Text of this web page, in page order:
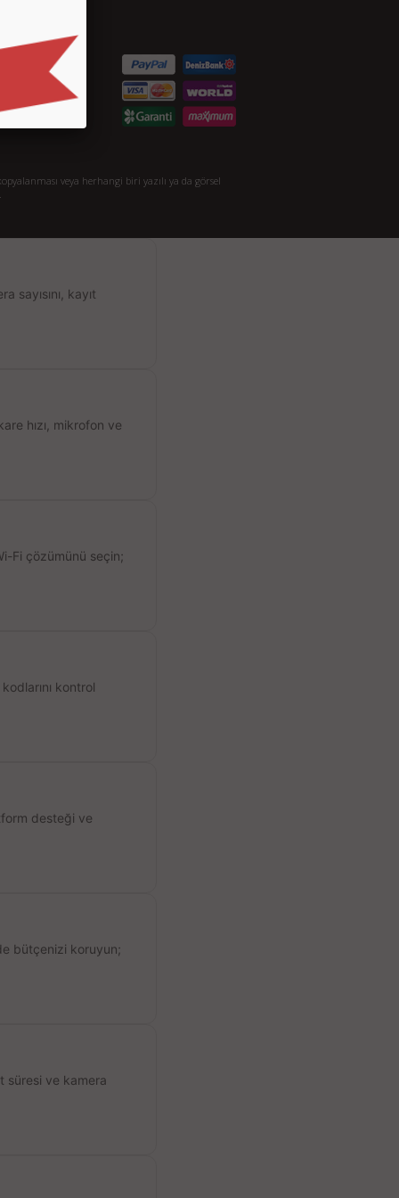
Arama
veya herhangi biri yazılı ya da görsel
kayıt
hızı, mikrofon ve
Fi çözümünü seçin;
kontrol
desteği ve
bütçenizi koruyun;
süresi ve kamera